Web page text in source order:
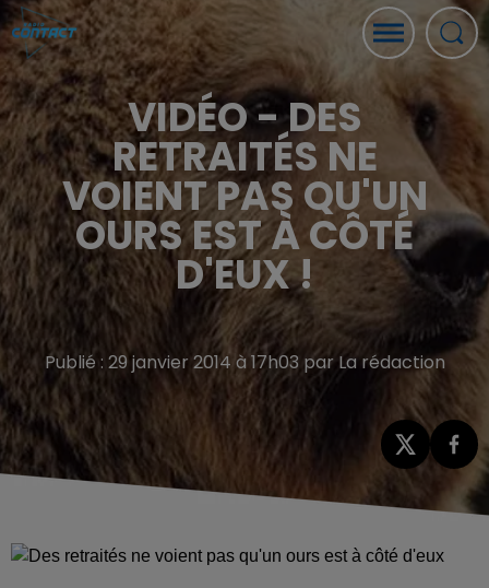
VIDÉO - DES
RETRAITÉS NE
VOIENT PAS QU'UN
OURS EST À CÔTÉ
D'EUX !
Publié : 29 janvier 2014 à 17h03 par La rédaction